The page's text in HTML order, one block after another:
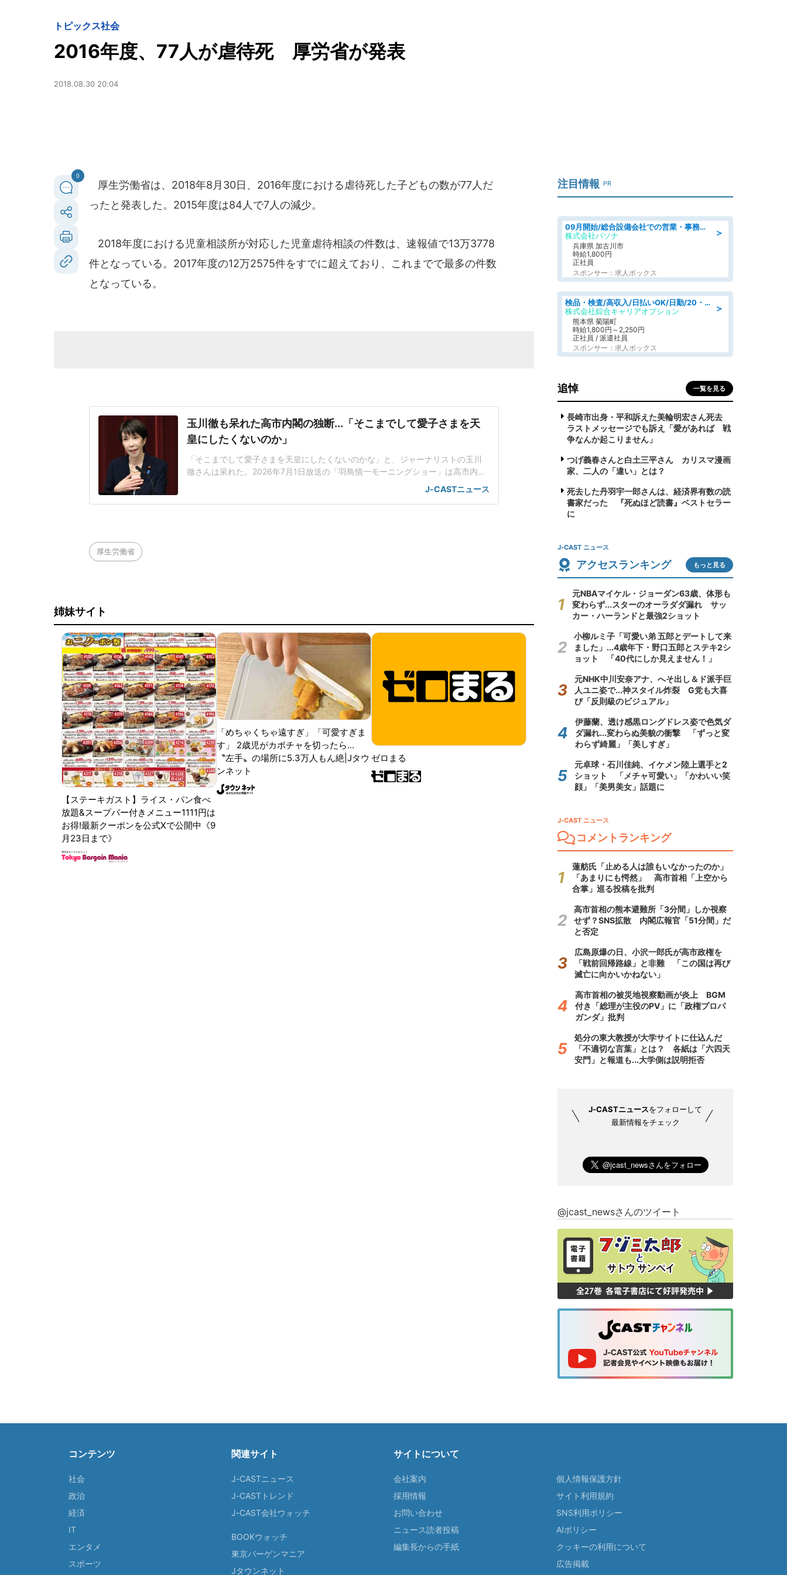
トピックス社会
2016年度、77人が虐待死 厚労省が発表
2018.08.30 20:04
0
厚生労働省は、2018年8月30日、2016年度における虐待死した子どもの数が77人だ
ったと発表した。2015年度は84人で7人の減少。
2018年度における児童相談所が対応した児童虐待相談の件数は、速報値で13万3778
件となっている。2017年度の12万2575件をすでに超えており、これまでで最多の件数
となっている。
玉川徹も呆れた高市内閣の独断...「そこまでして愛子さまを天
皇にしたくないのか」
「そこまでして愛子さまを天皇にしたくないのかな」と、ジャーナリストの玉川
徹さんは呆れた。2026年7月1日放送の「羽鳥慎一モーニングショー」は高市内閣
が閣議決定した皇室典範改正案について、立法府の総意に基づいていないだけで
なく、国民の総意にも沿っていないんじゃないかと取り上げた。「将来、他国が
J-CASTニュース
厚生労働省
姉妹サイト
【ステーキガスト】ライス・パン食べ
放題&スープバー付きメニュー1111円は
お得!最新クーポンを公式Xで公開中《9
月23日まで》
「めちゃくちゃ遠すぎ」「可愛すぎま
す」 2歳児がカボチャを切ったら...
〝左手〟の場所に5.3万人もん絶|Jタウ
ンネット
ゼロまる
注目情報 PR
＞
09月開始/総合設備会社での営業・事務のお仕事/車通勤可/賞与あり/営業/営業事務
株式会社パソナ
兵庫県 加古川市
時給1,800円
正社員
スポンサー：求人ボックス
＞
検品・検査/高収入/日払いOK/日勤/20・30・40代活躍中/製造 工場
株式会社綜合キャリアオプション
熊本県 菊陽町
時給1,800円～2,250円
正社員 / 派遣社員
スポンサー：求人ボックス
追悼 一覧を見る
長崎市出身・平和訴えた美輪明宏さん死去
ラストメッセージでも訴え「愛があれば 戦
争なんか起こりません」
つげ義春さんと白土三平さん カリスマ漫画
家、二人の「違い」とは？
死去した丹羽宇一郎さんは、経済界有数の読
書家だった 『死ぬほど読書』ベストセラー
に
J-CAST ニュース
アクセスランキング もっと見る
元NBAマイケル・ジョーダン63歳、体形も
変わらず...スターのオーラダダ漏れ サッ
カー・ハーランドと最強2ショット
小柳ルミ子「可愛い弟 五郎とデートして来
ました」...4歳年下・野口五郎とステキ2シ
ョット 「40代にしか見えません！」
元NHK中川安奈アナ、へそ出し＆ド派手巨
人ユニ姿で...神スタイル炸裂 G党も大喜
び「反則級のビジュアル」
伊藤蘭、透け感黒ロングドレス姿で色気ダ
ダ漏れ...変わらぬ美貌の衝撃 「ずっと変
わらず綺麗」「美しすぎ」
元卓球・石川佳純、イケメン陸上選手と2
ショット 「メチャ可愛い」「かわいい笑
顔」「美男美女」話題に
J-CAST ニュース
コメントランキング
蓮舫氏「止める人は誰もいなかったのか」
「あまりにも愕然」 高市首相「上空から
合掌」巡る投稿を批判
高市首相の熊本避難所「3分間」しか視察
せず？SNS拡散 内閣広報官「51分間」だ
と否定
広島原爆の日、小沢一郎氏が高市政権を
「戦前回帰路線」と非難 「この国は再び
滅亡に向かいかねない」
高市首相の被災地視察動画が炎上 BGM
付き「総理が主役のPV」に「政権プロパ
ガンダ」批判
処分の東大教授が大学サイトに仕込んだ
「不適切な言葉」とは？ 各紙は「六四天
安門」と報道も...大学側は説明拒否
J-CASTニュースをフォローして
最新情報をチェック
@jcast_newsさんのツイート
コンテンツ
社会
政治
経済
IT
エンタメ
スポーツ
関連サイト
J-CASTニュース
J-CASTトレンド
J-CAST会社ウォッチ
BOOKウォッチ
東京バーゲンマニア
Jタウンネット
サイトについて
会社案内
採用情報
お問い合わせ
ニュース読者投稿
編集長からの手紙
個人情報保護方針
サイト利用規約
SNS利用ポリシー
AIポリシー
クッキーの利用について
広告掲載